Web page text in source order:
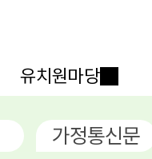
유치원마당
가정통신문